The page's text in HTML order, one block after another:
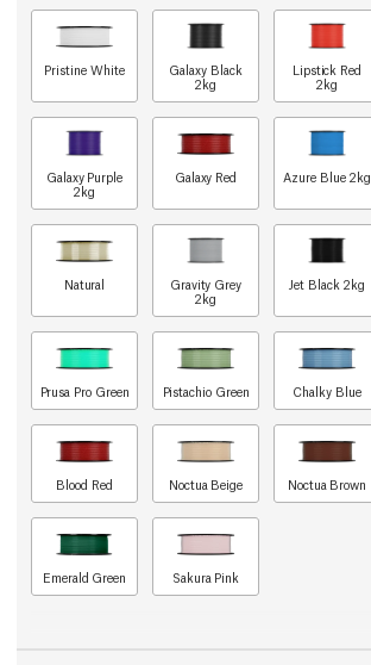
Pristine White
Galaxy Black
2kg
Lipstick Red
2kg
Galaxy Purple
2kg
Galaxy Red Azure Blue 2kg
Natural
Gravity Grey
2kg
Jet Black 2kg
Prusa Pro Green Pistachio Green Chalky Blue
Blood Red Noctua Beige Noctua Brown
Emerald Green Sakura Pink